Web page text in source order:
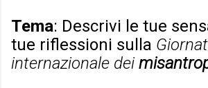
Tema: Descrivi le tue
tue riflessioni sulla
internazionale dei